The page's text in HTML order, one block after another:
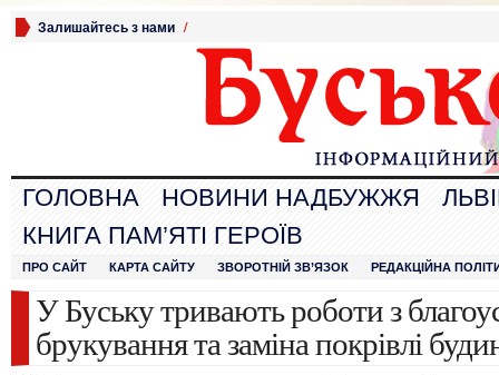
Залишайтесь з нами /
ГОЛОВНА НОВИНИ НАДБУЖЖЯ
КНИГА ПАМ’ЯТІ ГЕРОЇВ
ПРО САЙТ КАРТА САЙТУ ЗВОРОТНІЙ ЗВ’ЯЗОК РЕДАКЦІЙНА
У Буську тривають роботи з
брукування та заміна покрівлі